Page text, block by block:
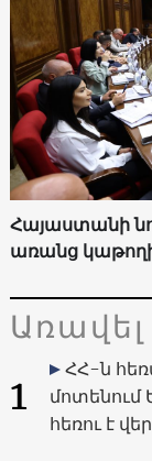
Հայաստանի
առանց
1
ՀՀ-ն
մոտենում
հեռու է